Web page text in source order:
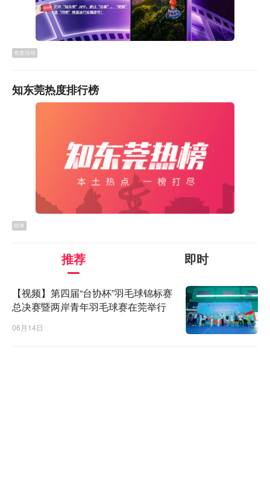
有奖活动
知东莞热度排行榜
榜单
推荐 即时
【视频】第四届“台协杯”羽毛球锦标赛
总决赛暨两岸青年羽毛球赛在莞举行
06月14日